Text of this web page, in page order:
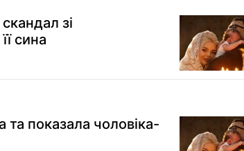
зі
сина
та показала чоловіка-